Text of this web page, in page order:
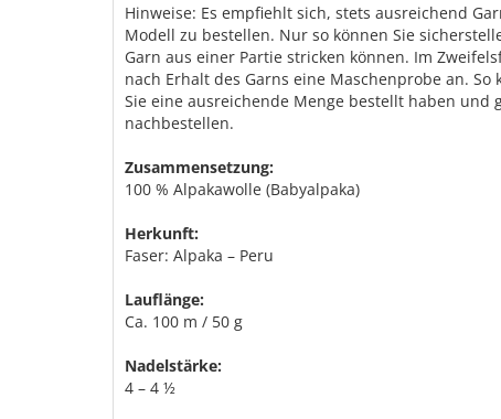
Hinweise: Es empfiehlt sich, stets ausreichend
Modell zu bestellen. Nur so können Sie
Garn aus einer Partie stricken können. Im
nach Erhalt des Garns eine Maschenprobe an. So
Sie eine ausreichende Menge bestellt haben und
nachbestellen.
Zusammensetzung:
100 % Alpakawolle (Babyalpaka)
Herkunft:
Faser: Alpaka – Peru
Lauflänge:
Ca. 100 m / 50 g
Nadelstärke:
4 – 4 ½